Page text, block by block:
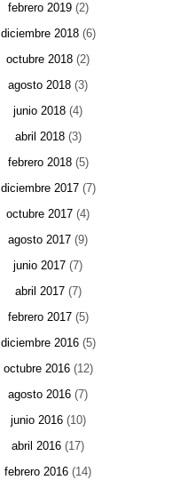
febrero 2019(2)
diciembre 2018(6)
octubre 2018 (2)
agosto 2018 (3)
junio 2018 (4)
abril 2018(3)
febrero 2018(5)
diciembre 2017(7)
octubre 2017 (4)
agosto 2017 (9)
junio 2017 (7)
abril 2017(7)
febrero 2017(5)
diciembre 2016(5)
octubre 2016(12)
agosto 2016 (7)
junio 2016(10)
abril 2016 (17)
febrero 2016 (14)